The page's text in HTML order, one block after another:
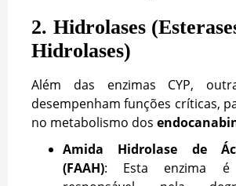
2. Hidrolases
Hidrolases)
Além das enzimas CYP,
desempenham funções críticas,
no metabolismo dos
Amida Hidrolase de
(FAAH): Esta enzima é